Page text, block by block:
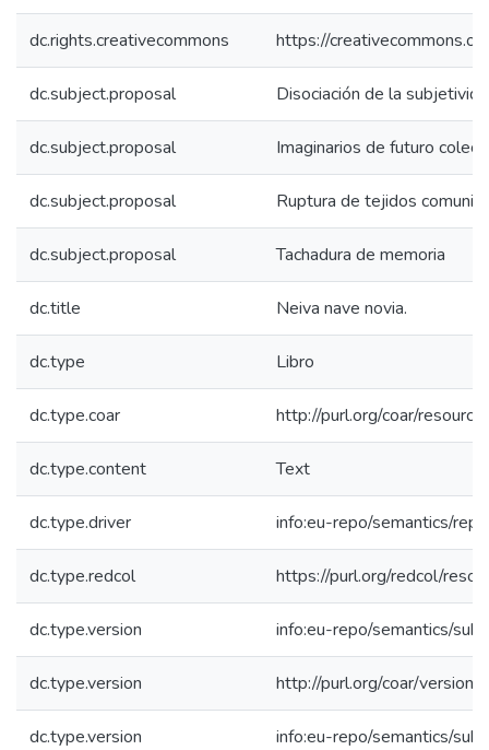
dc.rights.creativecommons https://
dc.subject.proposal Disociación de la
dc.subject.proposal Imaginarios de futuro
dc.subject.proposal Ruptura de tejidos
dc.subject.proposal Tachadura de memoria
dc.title Neiva nave novia.
dc.type Libro
dc.type.coar http://purl.org/coar/
dc.type.content Text
dc.type.driver info:eu-repo/semantics/
dc.type.redcol https://purl.org/redcol/
dc.type.version info:eu-repo/semantics/
dc.type.version http://purl.org/coar/
dc.type.version info:eu-repo/semantics/